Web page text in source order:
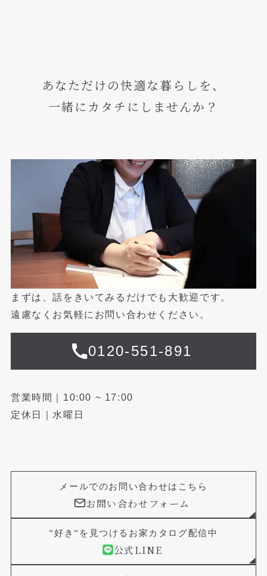
あなただけの快適な暮らしを、
一緒にカタチにしませんか？
まずは、話をきいてみるだけでも大歓迎です。
遠慮なくお気軽にお問い合わせください。
0120-551-891
営業時間｜10:00 ~ 17:00
定休日｜水曜日
メールでのお問い合わせはこちら
お問い合わせフォーム
”好き”を見つけるお家カタログ配信中
公式LINE